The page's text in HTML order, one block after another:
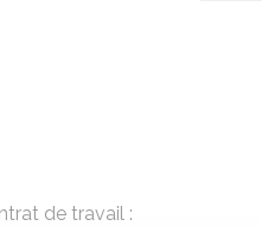
de travail :